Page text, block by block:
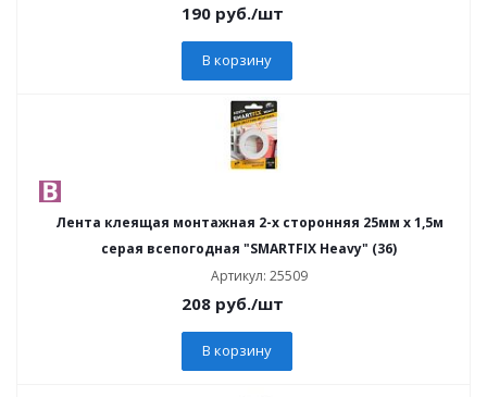
190 руб./шт
В корзину
Лента клеящая монтажная 2-х сторонняя 25мм х 1,5м
серая всепогодная "SMARTFIX Heavy" (36)
Артикул: 25509
208 руб./шт
В корзину